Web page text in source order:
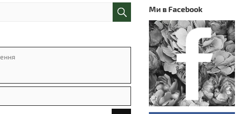
Ми в Facebook